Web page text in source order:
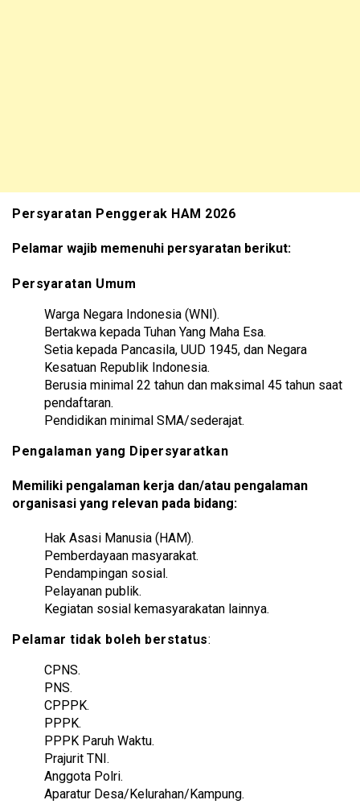
Persyaratan Penggerak HAM 2026
Pelamar wajib memenuhi persyaratan berikut:
Persyaratan Umum
Warga Negara Indonesia (WNI).
Bertakwa kepada Tuhan Yang Maha Esa.
Setia kepada Pancasila, UUD 1945, dan Negara
Kesatuan Republik Indonesia.
Berusia minimal 22 tahun dan maksimal 45 tahun saat
pendaftaran.
Pendidikan minimal SMA/sederajat.
Pengalaman yang Dipersyaratkan
Memiliki pengalaman kerja dan/atau pengalaman
organisasi yang relevan pada bidang:
Hak Asasi Manusia (HAM).
Pemberdayaan masyarakat.
Pendampingan sosial.
Pelayanan publik.
Kegiatan sosial kemasyarakatan lainnya.
Pelamar tidak boleh berstatus:
CPNS.
PNS.
CPPPK.
PPPK.
PPPK Paruh Waktu.
Prajurit TNI.
Anggota Polri.
Aparatur Desa/Kelurahan/Kampung.